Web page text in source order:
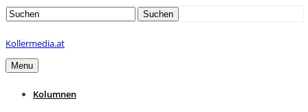
Search
Suchen
Kollermedia.at
Menu
Kolumnen